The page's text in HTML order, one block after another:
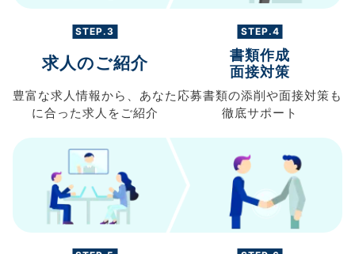
STEP.3
求人のご紹介
豊富な求人情報から、 あなた
に合った求人を ご紹介
STEP.4
書類作成
面接対策
応募書類の添削や面接対策も
徹底サポート